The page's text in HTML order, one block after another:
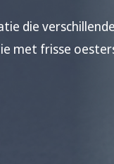
die
met frisse